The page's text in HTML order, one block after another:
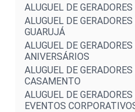
ALUGUEL DE
ALUGUEL DE
GUARUJÁ
ALUGUEL DE
ANIVERSÁRIOS
ALUGUEL DE
CASAMENTO
ALUGUEL DE
EVENTOS